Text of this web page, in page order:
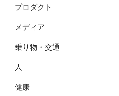
プロダクト
メディア
乗り物・交通
人
健康